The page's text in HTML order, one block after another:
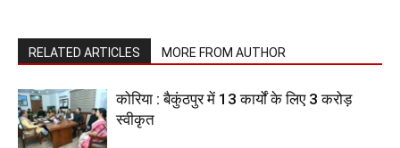
RELATED ARTICLES MORE FROM AUTHOR
कोरिया : बैकुंठपुर में 13 कार्यों के लिए 3 करोड़
स्वीकृत